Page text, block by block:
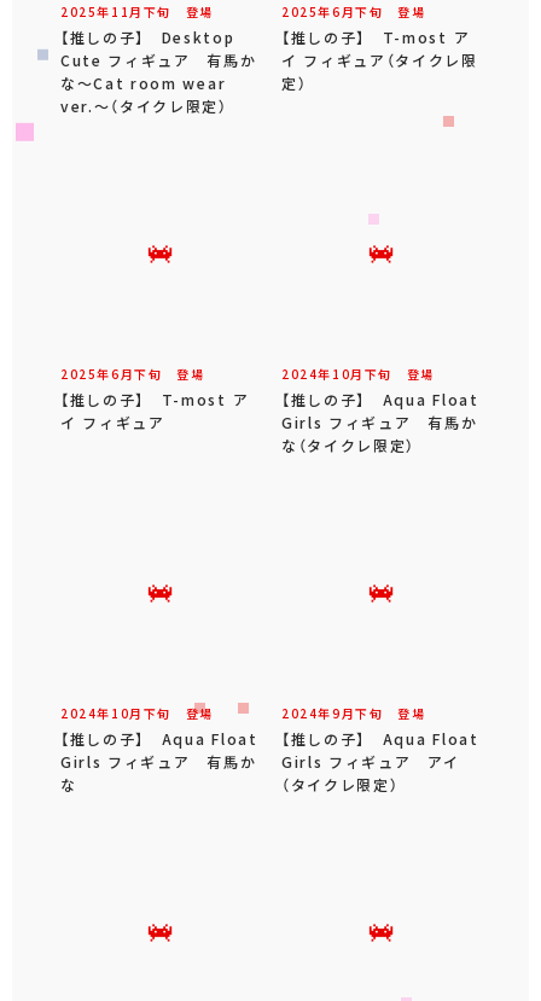
2025年 11 月 下旬 登場
【推しの子】 Desktop
Cute フィギュア 有馬か
な～Cat room wear
ver.～（タイクレ限定）
2025年6 月下旬 登場
【推しの子】 T-most ア
イ フィギュア（タイクレ限
定）
2025年6 月下旬 登場
【推しの子】 T-most ア
イ フィギュア
2024年 10月 下旬 登場
【推しの子】 Aqua Float
Girls フィギュア 有馬か
な（タイクレ限定）
2024年 10月 下旬 登場
【推しの子】 Aqua Float
Girls フィギュア 有馬か
な
2024年9 月下旬 登場
【推しの子】 Aqua Float
Girls フィギュア アイ
（タイクレ限定）